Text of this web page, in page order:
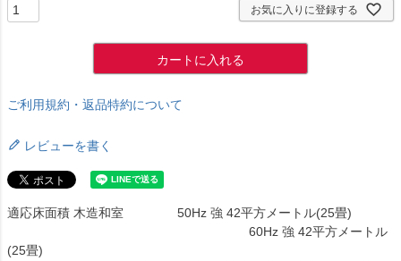
お気に入りに登録する
カートに入れる
ご利用規約・返品特約について
レビューを書く
適応床面積 木造和室 50Hz 強 42平方メートル(25畳)
60Hz 強 42平方メートル
(25畳)